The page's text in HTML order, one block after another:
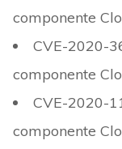
componente
CVE-2020-
componente
CVE-2020-
componente